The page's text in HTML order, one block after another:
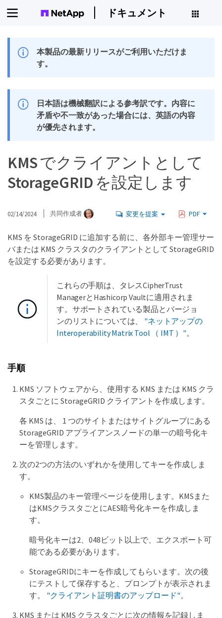
ドキュメント
本製品の最新リリースがご利用いただけま
す。
日本語は機械翻訳による参考訳です。内容に
矛盾や不一致があった場合には、英語の内容
が優先されます。
KMS でクライアントとして
StorageGRID を設定します
02/14/2024 共同作成者 変更を提案 PDF
KMS を StorageGRID に追加する前に、各外部キー管理サー
バまたは KMS クラスタのクライアントとして StorageGRID
を設定する必要があります。
これらの手順は、タレスCipherTrust
ManagerとHashicorp Vaultに適用されま
す。サポートされている製品とバージョ
ンのリストについては、 "ネットアップの
Interoperability Matrix Tool （ IMT ）"。
手順
KMS ソフトウェアから、使用する KMS または KMS クラ
スタごとに StorageGRID クライアントを作成します。
各 KMS は、 1 つのサイトまたはサイトグループにある
StorageGRID アプライアンスノードの単一の暗号化キ
ーを管理します。
次の2つの方法のいずれかを使用してキーを作成しま
す。
KMS製品のキー管理ページを使用します。KMSまた
はKMSクラスタごとにAES暗号化キーを作成しま
す。
暗号化キーは2、048ビット以上で、エクスポート可
能である必要があります。
StorageGRIDにキーを作成してもらいます。次の後
にテストして保存すると、プロンプトが表示されま
す。 "クライアント証明書のアップロード"。
KMS または KMS クラスタごとに次の情報を記録しま